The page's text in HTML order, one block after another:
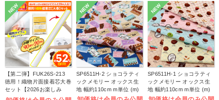
NEW
【第二弾】FUK26S-213
徳用！織物片面接着芯大巻
セット【2026お楽しみ
袋】(袋)
NEW
SP6511H-2 ショコラティ
ックメモリー オックス生
地 幅約110cm m単位 (m)
NEW
SP6511H-1 ショコラティ
ックメモリー オックス生
地 幅約110cm m単位 (m)